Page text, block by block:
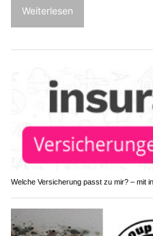
Weiterlesen
Welche Versicherung passt zu mir? – mit